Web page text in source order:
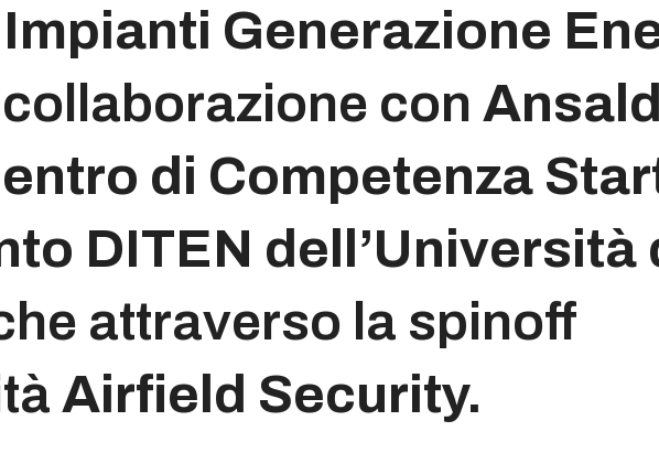
Generazione
con
di Competenza
DITEN dell’Università
attraverso la spinoff
Airfield Security.